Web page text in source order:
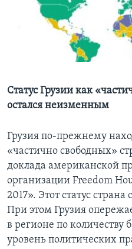
Learning English
СОЦИАЛЬНЫЕ СЕТИ
Языки
Статус Грузии как
остался неизменным
Грузия по-прежнему
«частично свободных»
доклада американской
организации Freedom
2017». Этот статус страна
При этом Грузия
в регионе по количеству
уровень политических